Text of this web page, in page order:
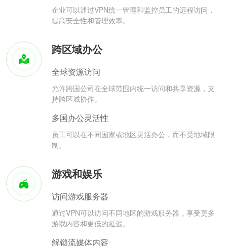
企业可以通过VPN统一管理和监控员工的远程访问，
提高安全性和管理效率。
跨区域办公
全球资源访问
允许跨国公司在全球范围内统一访问和共享资源，支
持跨区域协作。
多国办公灵活性
员工可以在不同国家或地区灵活办公，而不受地域限
制。
游戏和娱乐
访问游戏服务器
通过VPN可以访问不同地区的游戏服务器，享受更多
游戏内容和更低的延迟。
解锁流媒体内容